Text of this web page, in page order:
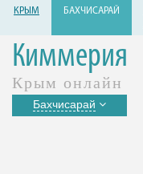
КРЫМ БАХЧИСАРАЙ
Киммерия
Крым онлайн
Бахчисарай